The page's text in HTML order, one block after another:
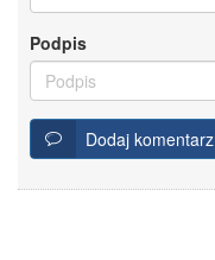
Podpis
Dodaj komentarz